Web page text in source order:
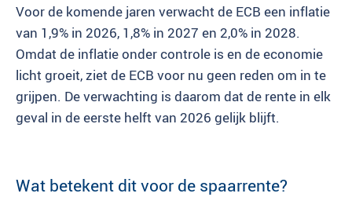
Voor de komende jaren verwacht de ECB een inflatie
van 1,9% in 2026, 1,8% in 2027 en 2,0% in 2028.
Omdat de inflatie onder controle is en de economie
licht groeit, ziet de ECB voor nu geen reden om in te
grijpen. De verwachting is daarom dat de rente in elk
geval in de eerste helft van 2026 gelijk blijft.
Wat betekent dit voor de spaarrente?